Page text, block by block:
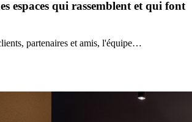
espaces qui rassemblent et qui font
partenaires et amis, l'équipe…